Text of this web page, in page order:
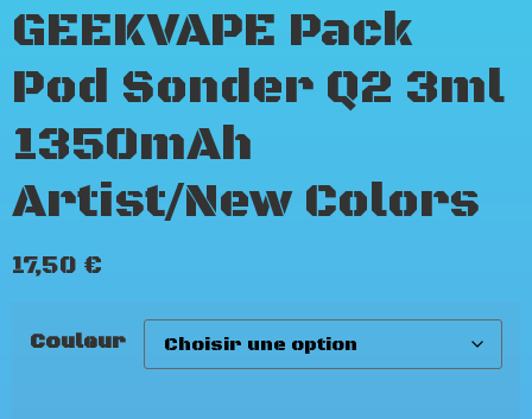
GEEKVAPE Pack
Pod Sonder Q2 3ml
1350mAh
Artist/New Colors
17,50 €
Couleur